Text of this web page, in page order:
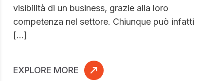
visibilità di un business, grazie alla loro
competenza nel settore. Chiunque può infatti
[…]
EXPLORE MORE